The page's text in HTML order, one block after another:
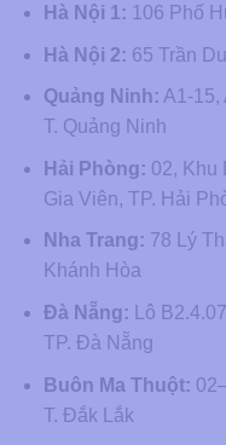
Hà Nội 1: 106 Phố
Hà Nội 2: 65 Trần
Quảng Ninh: A1-15,
T. Quảng Ninh
Hải Phòng: 02, Khu
Gia Viên, TP. Hải
Nha Trang: 78 Lý
Khánh Hòa
Đà Nẵng: Lô
TP. Đà Nẵng
Buôn Ma Thuột:
T. Đắk Lắk